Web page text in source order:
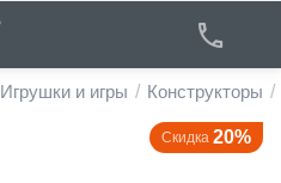
Игрушки и игры / Конструкторы /
Скидка 20%